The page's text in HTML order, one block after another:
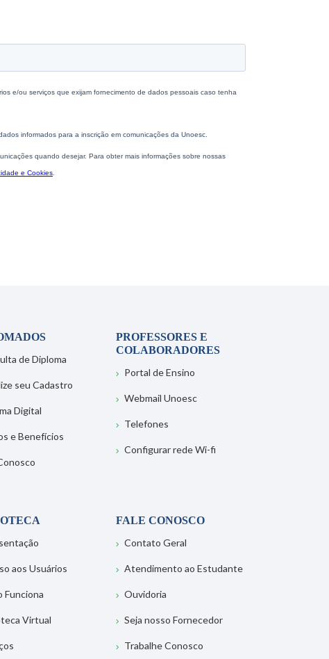
de Diploma
seu Cadastro
Digital
e Benefícios
PROFESSORES E
COLABORADORES
Portal de Ensino
Webmail Unoesc
Telefones
Configurar rede Wi-fi
aos Usuários
Funciona
Virtual
FALE CONOSCO
Contato Geral
Atendimento ao Estudante
Ouvidoria
Seja nosso Fornecedor
Trabalhe Conosco